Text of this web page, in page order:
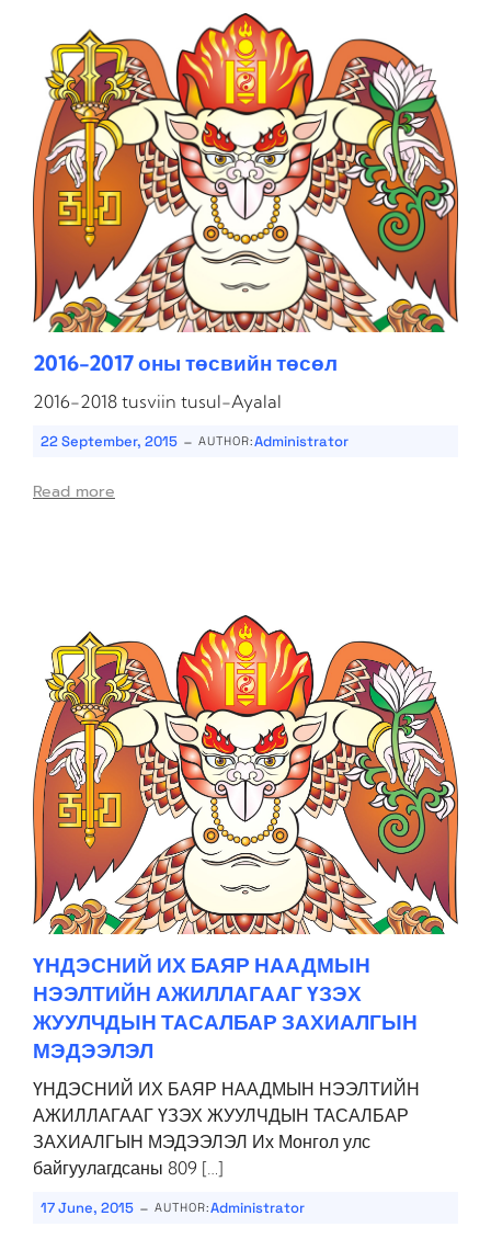
2016-2017 оны төсвийн төсөл
2016-2018 tusviin tusul-Ayalal
22 September, 2015 - AUTHOR:Administrator
Read more
ҮНДЭСНИЙ ИХ БАЯР НААДМЫН
НЭЭЛТИЙН АЖИЛЛАГААГ ҮЗЭХ
ЖУУЛЧДЫН ТАСАЛБАР ЗАХИАЛГЫН
МЭДЭЭЛЭЛ
ҮНДЭСНИЙ ИХ БАЯР НААДМЫН НЭЭЛТИЙН
АЖИЛЛАГААГ ҮЗЭХ ЖУУЛЧДЫН ТАСАЛБАР
ЗАХИАЛГЫН МЭДЭЭЛЭЛ Их Монгол улс
байгуулагдсаны 809 […]
17 June, 2015 - AUTHOR:Administrator